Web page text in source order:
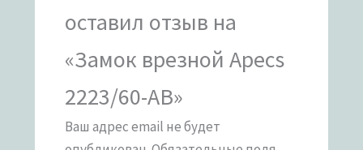
оставил отзыв на
«Замок врезной Apecs
2223/60-AB»
Ваш адрес email не будет